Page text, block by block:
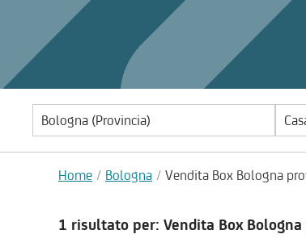
Home Bologna Vendita Box Bologna
1 risultato per: Vendita Box